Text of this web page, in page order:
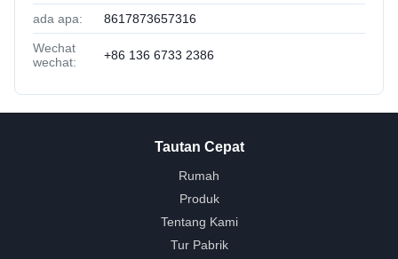
ada apa: 8617873657316
Wechat
wechat:
+86 136 6733 2386
Tautan Cepat
Rumah
Produk
Tentang Kami
Tur Pabrik